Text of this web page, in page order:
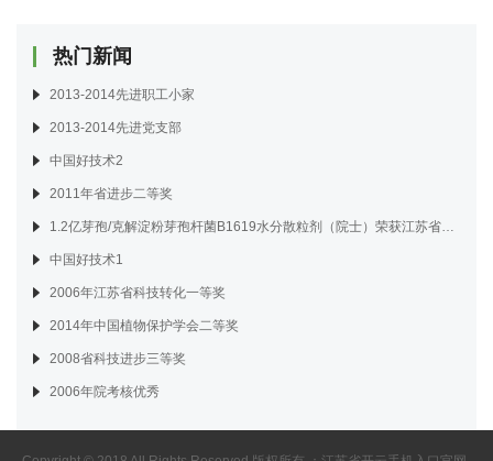
热门新闻
2013-2014先进职工小家
2013-2014先进党支部
中国好技术2
2011年省进步二等奖
1.2亿芽孢/克解淀粉芽孢杆菌B1619水分散粒剂（院士）荣获江苏省2018年度绿色防控“十大金牌产品”称号
中国好技术1
2006年江苏省科技转化一等奖
2014年中国植物保护学会二等奖
2008省科技进步三等奖
2006年院考核优秀